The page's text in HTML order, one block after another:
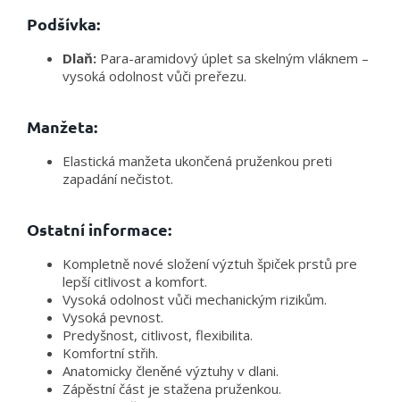
Podšívka:
Dlaň: Para-aramidový úplet sa skelným vláknem –
vysoká odolnost vůči preřezu.
Manžeta:
Elastická manžeta ukončená pruženkou preti
zapadání nečistot.
Ostatní informace:
Kompletně nové složení výztuh špiček prstů pre
lepší citlivost a komfort.
Vysoká odolnost vůči mechanickým rizikům.
Vysoká pevnost.
Predyšnost, citlivost, flexibilita.
Komfortní střih.
Anatomicky členěné výztuhy v dlani.
Zápěstní část je stažena pruženkou.